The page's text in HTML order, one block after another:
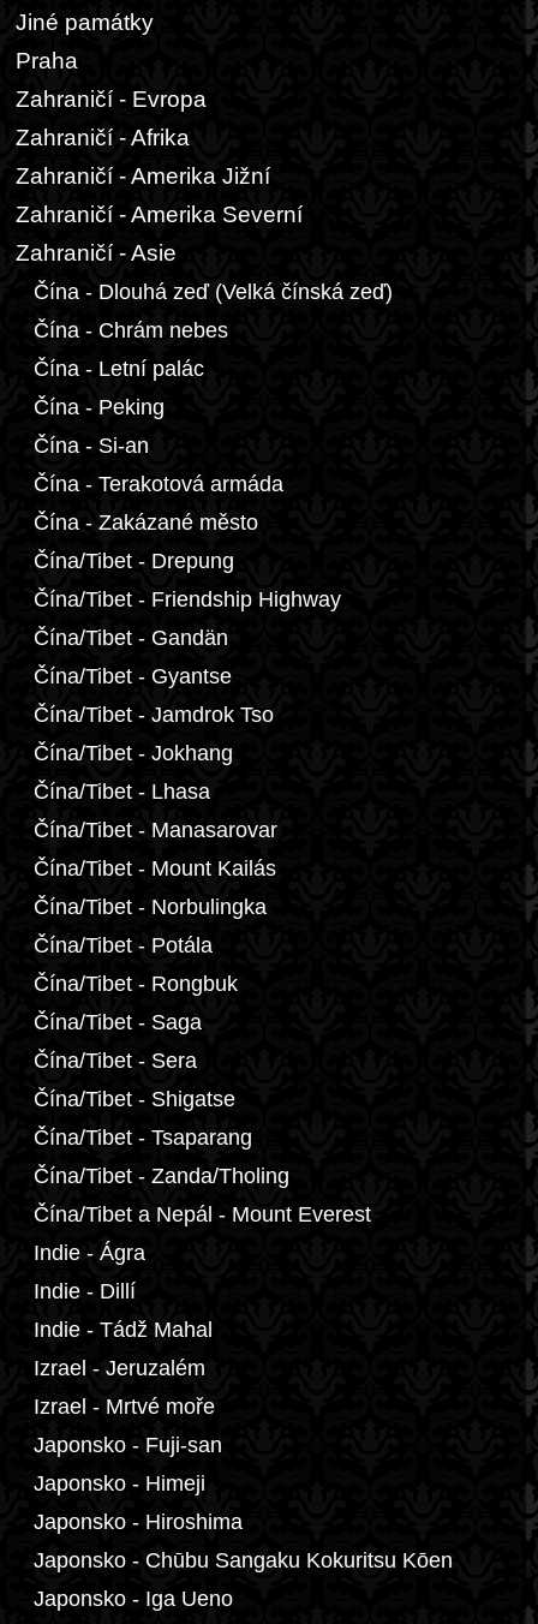
Jiné památky
Praha
Zahraničí - Evropa
Zahraničí - Afrika
Zahraničí - Amerika Jižní
Zahraničí - Amerika Severní
Zahraničí - Asie
Čína - Dlouhá zeď (Velká čínská zeď)
Čína - Chrám nebes
Čína - Letní palác
Čína - Peking
Čína - Si-an
Čína - Terakotová armáda
Čína - Zakázané město
Čína/Tibet - Drepung
Čína/Tibet - Friendship Highway
Čína/Tibet - Gandän
Čína/Tibet - Gyantse
Čína/Tibet - Jamdrok Tso
Čína/Tibet - Jokhang
Čína/Tibet - Lhasa
Čína/Tibet - Manasarovar
Čína/Tibet - Mount Kailás
Čína/Tibet - Norbulingka
Čína/Tibet - Potála
Čína/Tibet - Rongbuk
Čína/Tibet - Saga
Čína/Tibet - Sera
Čína/Tibet - Shigatse
Čína/Tibet - Tsaparang
Čína/Tibet - Zanda/Tholing
Čína/Tibet a Nepál - Mount Everest
Indie - Ágra
Indie - Dillí
Indie - Tádž Mahal
Izrael - Jeruzalém
Izrael - Mrtvé moře
Japonsko - Fuji-san
Japonsko - Himeji
Japonsko - Hiroshima
Japonsko - Chūbu Sangaku Kokuritsu Kōen
Japonsko - Iga Ueno